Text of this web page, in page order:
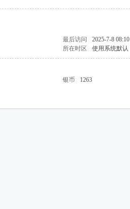
最后访问
2025-7-8 08:10
所在时区 使用系统默认
银币
1263